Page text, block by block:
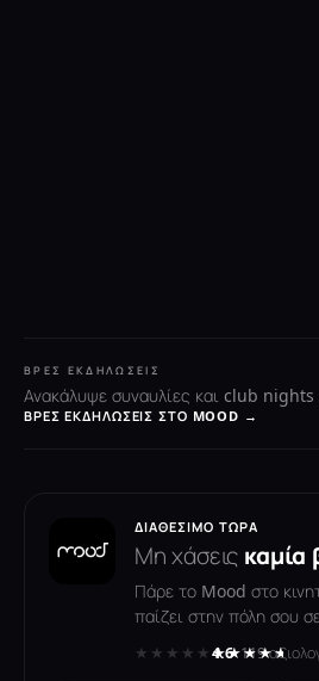
ΒΡΕΣ ΕΚΔΗΛΏΣΕΙΣ
Ανακάλυψε συναυλίες και club nights
ΒΡΕΣ ΕΚΔΗΛΏΣΕΙΣ ΣΤΟ MOOD →
ΔΙΑΘΈΣΙΜΟ ΤΏΡΑ
Μη χάσεις καμία
Πάρε το Mood στο
παίζει στην πόλη σου
★★★★★★★★★★
4.6· 119